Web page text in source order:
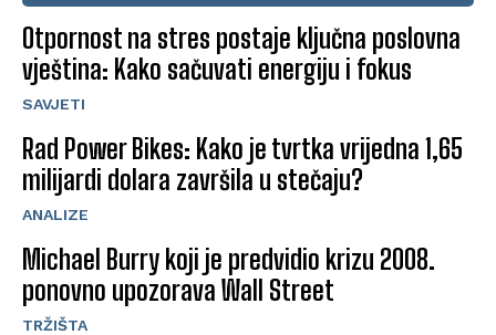
Otpornost na stres postaje ključna poslovna
vještina: Kako sačuvati energiju i fokus
SAVJETI
Rad Power Bikes: Kako je tvrtka vrijedna 1,65
milijardi dolara završila u stečaju?
ANALIZE
Michael Burry koji je predvidio krizu 2008.
ponovno upozorava Wall Street
TRŽIŠTA